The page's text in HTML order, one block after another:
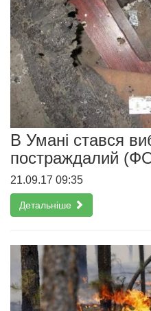
В Умані стався
постраждалий
21.09.17 09:35
Детальніше